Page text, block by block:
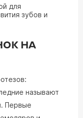
для
зубов и
НА
называют
Первые